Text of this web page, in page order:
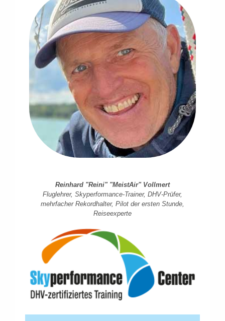
Reinhard "Reini" "MeistAir" Vollmert
Fluglehrer, Skyperformance-Trainer, DHV-Prüfer,
mehrfacher Rekordhalter, Pilot der ersten Stunde,
Reiseexperte